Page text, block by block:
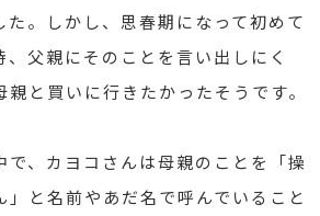
た。しかし、思春期になって初めて
、父親にそのことを言い出しにく
と買いに行きたかったそうです。
で、カヨコさんは母親のことを「操
」と名前やあだ名で呼んでいること